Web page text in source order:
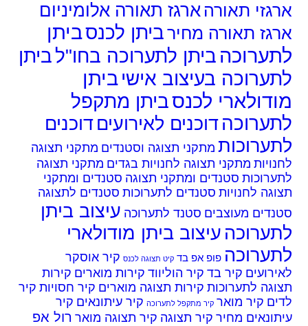
תאורהארגז תאורה אלומיניום
תאורה מחיר ביתן לכנסביתן
ביתן לתערוכה בחו"לביתן
בעיצוב אישיביתן
לכנסביתן מתקפל
דוכנים לאירועיםדוכנים
מתקני תצוגה וסטנדים מתקני תצוגה
מתקני תצוגה לחנויות בגדים מתקני תצוגה
סטנדים ומתקני תצוגה סטנדים ומתקני
לחנויות סטנדים לתערוכות סטנדים לתצוגה
מעוצבים סטנד לתערוכה עיצוב ביתן
עיצוב ביתן מודולארי
פופ אפ בד קיט תצוגה לכנס קיר אוסקר
קיר בד קיר הוליווד קירות מוארים קירות
לתערוכות קירות תצוגה מוארים קיר חסויות קיר
קיר מואר קיר מתקפל לתערוכה קיר עיתונאים קיר
מחיר קיר תצוגה קיר תצוגה מואר רול אפ